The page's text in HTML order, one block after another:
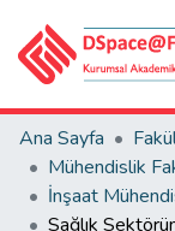
Ana Sayfa
İnşaat